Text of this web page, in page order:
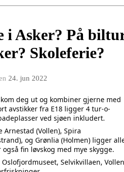
i Asker? På
Skoleferie?
24. jun 2022
deg ut og kombiner gjerne med
avstikker fra E18 ligger 4 tur-o-
ved sjøen inkludert.
(Vollen), Spira
og Grønlia (Holmen) ligger
fin løvskog med mye skygge.
Selvikvillaen, Vollen